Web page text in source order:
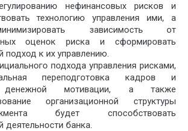
нефинансовых рисков и
технологию управления ими, а
зависимость от
оценок риска и сформировать
подход к их управлению.
подхода управления рисками,
переподготовка кадров и
денежной мотивации, а также
организационной структуры
будет способствовать
деятельности банка.